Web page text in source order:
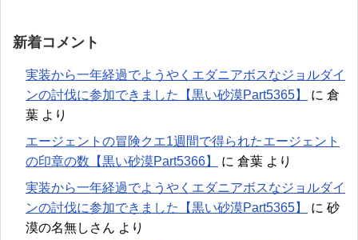
新着コメント
実装から一年経過でようやくエダニアボスなジョルダイ
ンの討伐に参加できました【黒い砂漠Part5365】
に 倉
葉 より
エージェントの冒険クエ1週間で得られたエージェント
の印章の数【黒い砂漠Part5366】
に 倉葉 より
実装から一年経過でようやくエダニアボスなジョルダイ
ンの討伐に参加できました【黒い砂漠Part5365】
に 砂
漠の名無しさん より